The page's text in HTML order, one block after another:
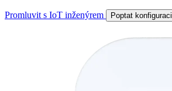
Promluvit s IoT inženýrem Poptat konfiguraci